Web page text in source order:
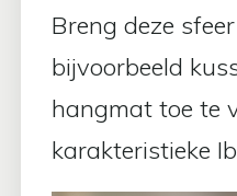
Breng deze
bijvoorbeeld
hangmat toe te
karakteristieke